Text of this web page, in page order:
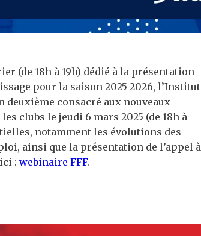
(de 18h à 19h) dédié à la présentation
pour la saison 2025-2026, l’Institut
consacré aux nouveaux
clubs le jeudi 6 mars 2025 (de 18h à
notamment les évolutions des
ainsi que la présentation de l’appel à
: webinaire FFF.